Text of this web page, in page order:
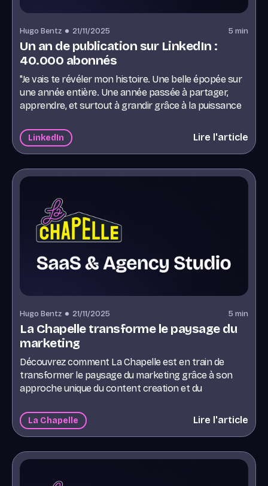
Hugo Bentz 21/11/2025 5 min
Un an de publication sur LinkedIn :
40.000 abonnés
"Je vais te révéler mon histoire. Une belle épopée sur
une année entière. Une année passée à partager,
apprendre, et surtout à grandir grâce à la puissance
LinkedIn Lire l'article
Hugo Bentz 21/11/2025 5 min
La Chapelle transforme le paysage du
marketing
Découvrez comment La Chapelle est en train de
transformer le paysage du marketing grâce à son
approche unique du content creation et du
La Chapelle Lire l'article